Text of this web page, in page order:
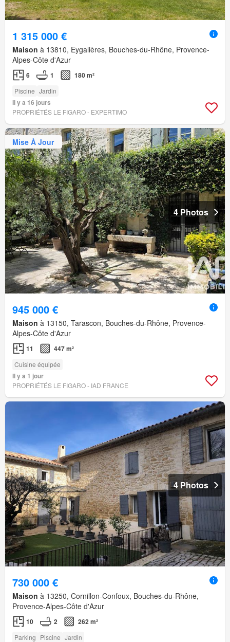
1 315 000 €
Maison à 13810, Eygalières, Bouches-du-Rhône, Provence-
Alpes-Côte d'Azur
6 1 180 m²
Piscine Jardin
Il y a 16 jours
PROPRIÉTÉS LE FIGARO - EXPERTIMO
Mise À Jour
4 Photos
945 000 €
Maison à 13150, Tarascon, Bouches-du-Rhône, Provence-
Alpes-Côte d'Azur
11 447 m²
Cuisine équipée
Il y a 1 jour
PROPRIÉTÉS LE FIGARO - IAD FRANCE
4 Photos
730 000 €
Maison à 13250, Cornillon-Confoux, Bouches-du-Rhône,
Provence-Alpes-Côte d'Azur
10 2 262 m²
Parking Piscine Jardin